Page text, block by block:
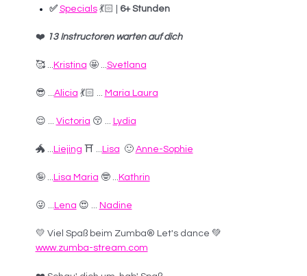
✅ Specials💃🏻 | 6+ Stunden
❤️ 13 Instructoren warten auf dich
🥰 ... Kristina 🤩 ...Svetlana
😎 ...Alicia 💃🏻 ... Maria Laura
😌 ... Victoria 😚 ... Lydia
🐲 ... Liejing ⛩ ... Lisa 🙂 Anne-Sophie
🤪 ... Lisa Maria 🤓 ... Kathrin
😜 ... Lena 😍 ... Nadine
💛 Viel Spaß beim Zumba® Let's dance 💚
www.zumba-stream.com